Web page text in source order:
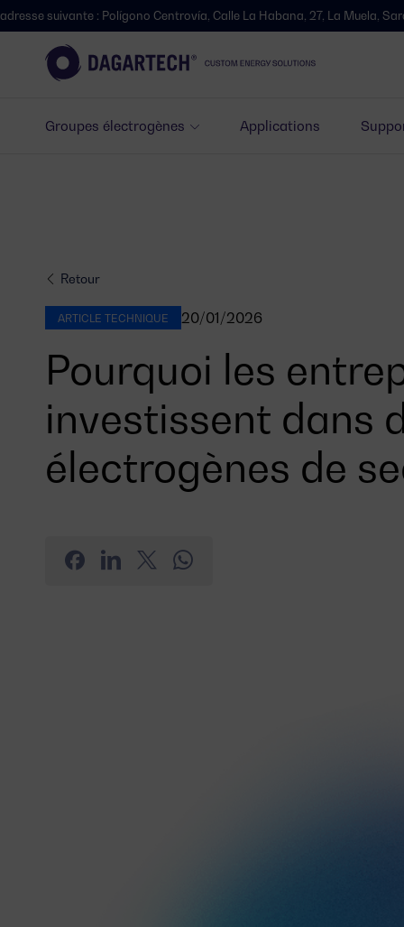
Groupes électrogènes Applications
: Polígono Centrovía, Calle La Habana, 27, La Muela, Saragosse.
Retour
ARTICLE TECHNIQUE 20/01/2026
Pourquoi les
investissent dans
électrogènes de